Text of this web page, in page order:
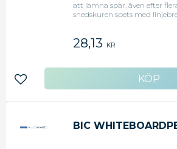
att lämna spår, även efter
snedskuren spets med
28,13 KR
Lägg till i favoriter
BIC